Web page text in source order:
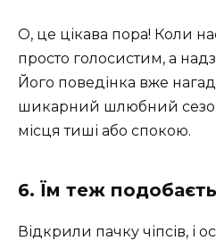
О, це цікава пора! Коли
просто голосистим, а
Його поведінка вже
шикарний шлюбний
місця тиші або спокою.
6. Їм теж
Відкрили пачку чіпсів, і